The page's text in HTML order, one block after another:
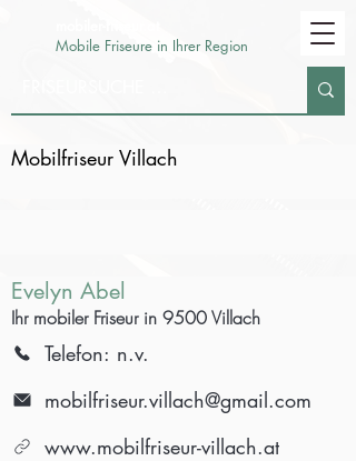
Mobile Friseure in Ihrer Region
Mobilfriseur Villach
Evelyn Abel
Ihr mobiler Friseur in 9500 Villach
Telefon: n.v.
mobilfriseur.villach@gmail.com
www.mobilfriseur-villach.at